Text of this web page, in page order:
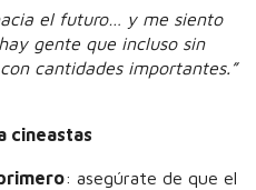
el futuro… y me siento
gente que incluso sin
cantidades importantes.”
cineastas
: asegúrate de que el